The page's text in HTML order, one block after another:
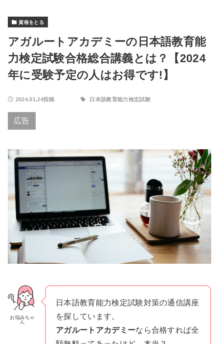
資格をとる
アガルートアカデミーの日本語教育能
力検定試験合格総合講義とは？【2024
年に受験予定の人はお得です!】
2024.01.24投稿 日本語教育能力検定試験
広告
お悩みちゃ
ん
日本語教育能力検定試験対策の通信講座
を探しています。
アガルートアカデミーなら合格すれば全